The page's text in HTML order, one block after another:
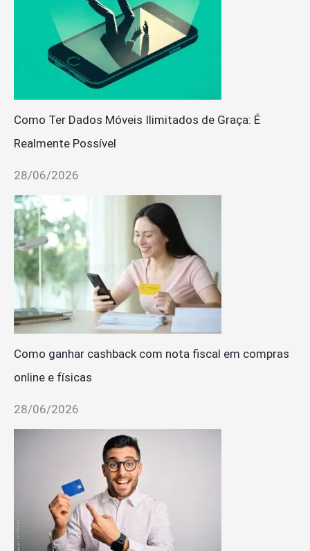
Como Ter Dados Móveis Ilimitados de Graça: É
Realmente Possível
28/06/2026
Como ganhar cashback com nota fiscal em compras
online e físicas
28/06/2026